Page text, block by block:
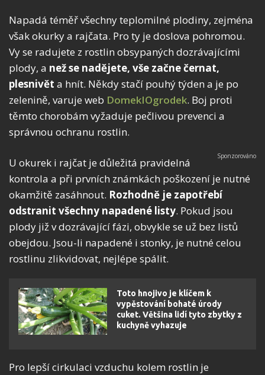
Napadá téměř všechny teplomilné plodiny, zejména
však okurky a rajčata. Pro ty je doslova pohromou.
Vy se radujete z rostlin obsypaných dozrávajícími
plody, a než se nadějete, vše začne černat,
plesnivět a hnít. Někdy stačí pouhý týden a je po
zelenině, varuje web DomekIOgrodek. Boj proti
těmto chorobám vyžaduje pečlivou prevenci a
správnou ochranu rostlin.
U okurek i rajčat je důležitá pravidelná
kontrola a při prvních známkách poškození je nutné
okamžitě zasáhnout. Rozhodně je zapotřebí
odstranit všechny napadené listy. Pokud jsou
plody již v dozrávající fázi, obvykle se už bez listů
obejdou. Jsou-li napadené i stonky, je nutné celou
rostlinu zlikvidovat, nejlépe spálit.
Toto hnojivo je klíčem k
vypěstování bohaté úrody
cuket. Většina lidí tyto zbytky z
kuchyně vyhazuje
Pro lepší cirkulaci vzduchu kolem rostlin je